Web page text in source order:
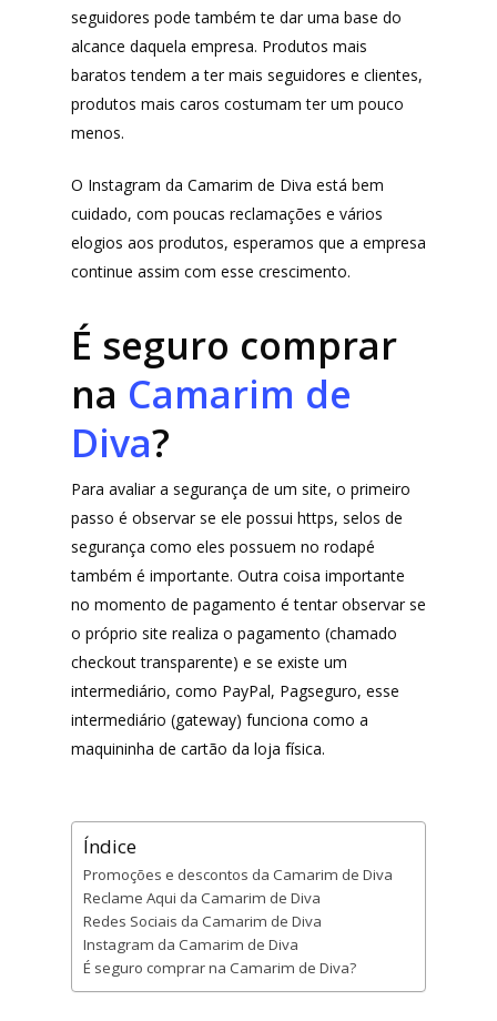
seguidores pode também te dar uma base do
alcance daquela empresa. Produtos mais
baratos tendem a ter mais seguidores e clientes,
produtos mais caros costumam ter um pouco
menos.
O Instagram da Camarim de Diva está bem
cuidado, com poucas reclamações e vários
elogios aos produtos, esperamos que a empresa
continue assim com esse crescimento.
É seguro comprar
na Camarim de
Diva?
Para avaliar a segurança de um site, o primeiro
passo é observar se ele possui https, selos de
segurança como eles possuem no rodapé
também é importante. Outra coisa importante
no momento de pagamento é tentar observar se
o próprio site realiza o pagamento (chamado
checkout transparente) e se existe um
intermediário, como PayPal, Pagseguro, esse
intermediário (gateway) funciona como a
maquininha de cartão da loja física.
Índice
Promoções e descontos da Camarim de Diva
Reclame Aqui da Camarim de Diva
Redes Sociais da Camarim de Diva
Instagram da Camarim de Diva
É seguro comprar na Camarim de Diva?